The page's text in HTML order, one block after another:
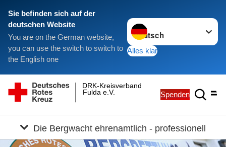
Sie befinden sich auf der
deutschen Website
You are on the German website,
you can use the switch to switch to
the English one
Sprache wechseln zu
Alles klar
Fulda e.V.
DRK-Kreisverband
Spenden
Die Bergwacht ehrenamtlich - professionell